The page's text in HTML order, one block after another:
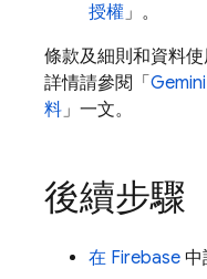
授權」。
條款及細則和資料使
詳情請參閱「
料」一文。
後續步驟
在 Firebase 中